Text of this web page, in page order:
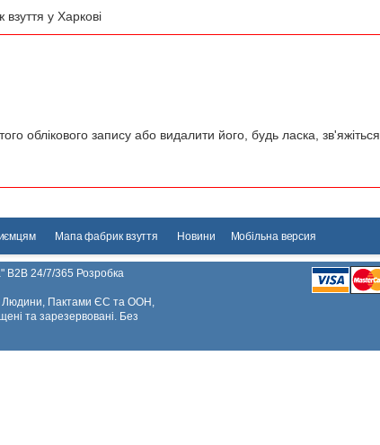
у Харкові
облікового запису або видалити його, будь ласка, зв'яжіться
Мапа фабрик взуття Новини Мобільна версия
B2B 24/7/365 Розробка
Людини, Пактами ЄС та ООН,
та зарезервовані. Без